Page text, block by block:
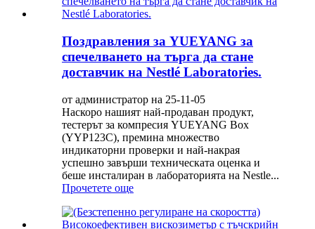
Поздравления за YUEYANG за
спечелването на търга да стане
доставчик на Nestlé Laboratories.
от администратор на 25-11-05
Наскоро нашият най-продаван продукт,
тестерът за компресия YUEYANG Box
(YYP123C), премина множество
индикаторни проверки и най-накрая
успешно завърши техническата оценка и
беше инсталиран в лабораторията на Nestle...
Прочетете още